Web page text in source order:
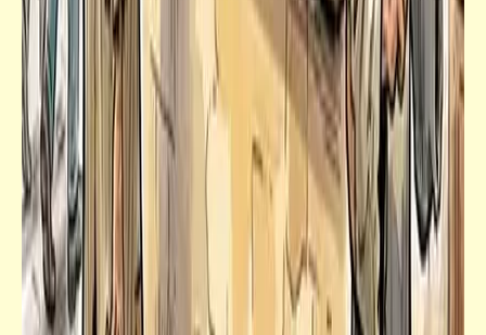
كلمة ونص
فضيحة التعليم في مصر تفضح نفسها | الفضيحة
المركّبة